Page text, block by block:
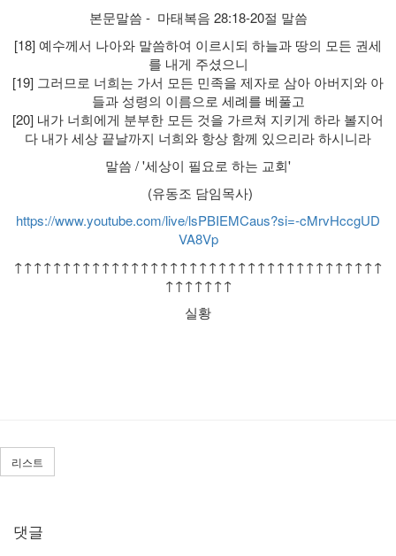
본문말씀 - 마태복음 28:18-20절 말씀
[18] 예수께서 나아와 말씀하여 이르시되 하늘과 땅의 모든 권세
를 내게 주셨으니
[19] 그러므로 너희는 가서 모든 민족을 제자로 삼아 아버지와 아
들과 성령의 이름으로 세례를 베풀고
[20] 내가 너희에게 분부한 모든 것을 가르쳐 지키게 하라 볼지어
다 내가 세상 끝날까지 너희와 항상 함께 있으리라 하시니라
말씀 / '세상이 필요로 하는 교회'
(유동조 담임목사)
https://www.youtube.com/live/lsPBIEMCaus?si=-cMrvHccgUD
VA8Vp
↑↑↑↑↑↑↑↑↑↑↑↑↑↑↑↑↑↑↑↑↑↑↑↑↑↑↑↑↑↑↑↑↑↑↑↑↑↑
↑↑↑↑↑↑↑
실황
리스트
댓글